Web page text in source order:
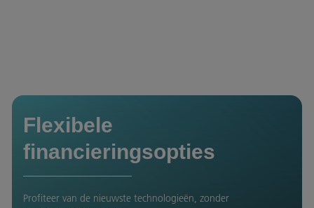
Flexibele
financieringsopties
Profiteer van de nieuwste technologieën, zonder